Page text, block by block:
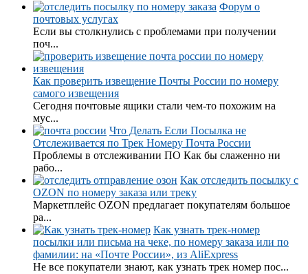
Форум о
почтовых услугах
Если вы столкнулись с проблемами при получении
поч...
Как проверить извещение Почты России по номеру
самого извещения
Сегодня почтовые ящики стали чем-то похожим на
мус...
Что Делать Если Посылка не
Отслеживается по Трек Номеру Почта России
Проблемы в отслеживании ПО Как бы слаженно ни
рабо...
Как отследить посылку с
OZON по номеру заказа или треку
Маркетплейс OZON предлагает покупателям большое
ра...
Как узнать трек-номер
посылки или письма на чеке, по номеру заказа или по
фамилии: на «Почте России», из AliExpress
Не все покупатели знают, как узнать трек номер пос...